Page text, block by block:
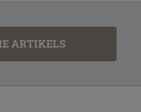
ARTIKELS